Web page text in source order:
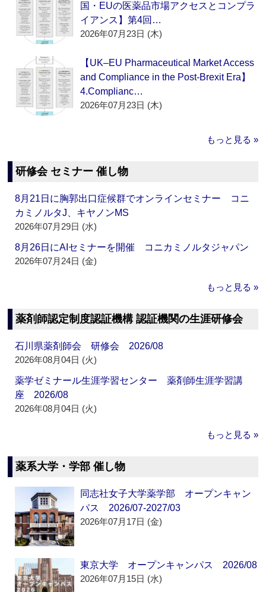
国・EUの医薬品市場アクセスとコンプラ
イアンス】第4回…
2026年07月23日 (木)
【UK–EU Pharmaceutical Market Access
and Compliance in the Post-Brexit Era】
4.Complianc…
2026年07月23日 (木)
もっと見る »
研修会 セミナー 催し物
8月21日に胸郭出口症候群でオンラインセミナー コニ
カミノルタJ、キヤノンMS
2026年07月29日 (水)
8月26日にAIセミナーを開催 コニカミノルタジャパン
2026年07月24日 (金)
もっと見る »
薬剤師認定制度認証機構 認証機関の生涯研修会
石川県薬剤師会 研修会 2026/08
2026年08月04日 (火)
薬学ゼミナール生涯学習センター 薬剤師生涯学習講
座 2026/08
2026年08月04日 (火)
もっと見る »
薬系大学・学部 催し物
同志社女子大学薬学部 オープンキャン
パス 2026/07-2027/03
2026年07月17日 (金)
東京大学 オープンキャンパス 2026/08
2026年07月15日 (水)